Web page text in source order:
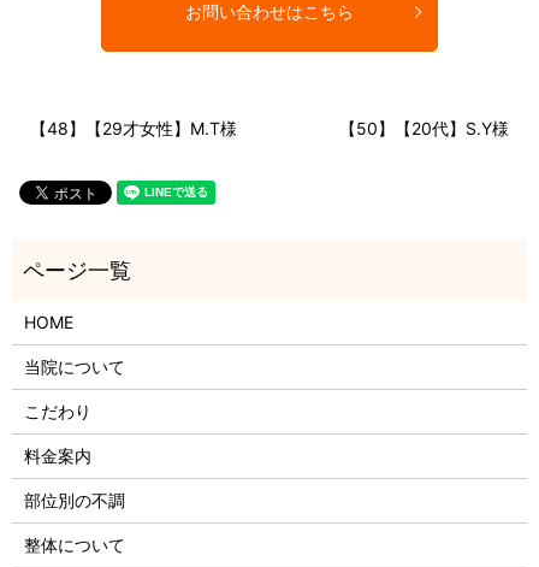
お問い合わせはこちら
【48】【29才女性】M.T様 【50】【20代】S.Y様
HOME
当院について
こだわり
料金案内
部位別の不調
整体について